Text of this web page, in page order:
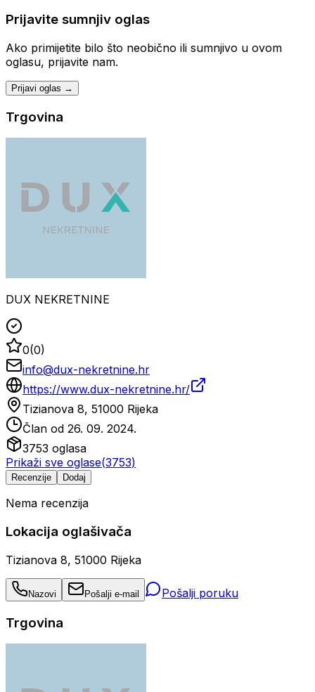
Prijavite sumnjiv oglas
Ako primijetite bilo što neobično ili sumnjivo u ovom
oglasu, prijavite nam.
Prijavi oglas →
Trgovina
DUX NEKRETNINE
0(0)
info@dux-nekretnine.hr
https://www.dux-nekretnine.hr/
Tizianova 8, 51000 Rijeka
Član od 26. 09. 2024.
3753 oglasa
Prikaži sve oglase(3753)
Recenzije Dodaj
Nema recenzija
Lokacija oglašivača
Tizianova 8, 51000 Rijeka
Nazovi Pošalji e-mail Pošalji poruku
Trgovina